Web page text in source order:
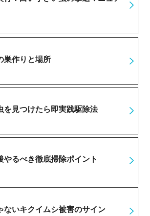
巣作りと場所
を見つけたら即実践駆除法
やるべき徹底掃除ポイント
ないキクイムシ被害のサイン